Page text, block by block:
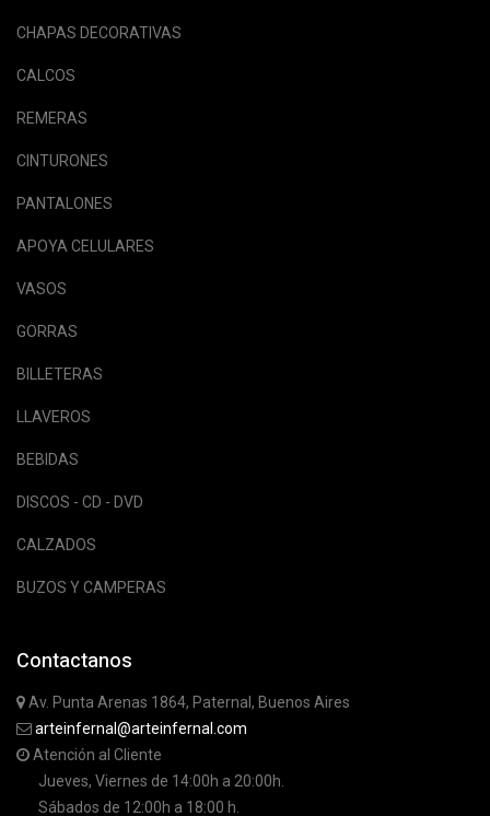
CHAPAS DECORATIVAS
CALCOS
REMERAS
CINTURONES
PANTALONES
APOYA CELULARES
VASOS
GORRAS
BILLETERAS
LLAVEROS
BEBIDAS
DISCOS - CD - DVD
CALZADOS
BUZOS Y CAMPERAS
Contactanos
Av. Punta Arenas 1864, Paternal, Buenos Aires
arteinfernal@arteinfernal.com
Atención al Cliente
Jueves, Viernes de 14:00h a 20:00h.
Sábados de 12:00h a 18:00 h.